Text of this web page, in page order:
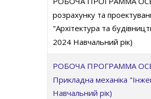
розрахунку та
"Архітектура та
2024 Навчальний рік)
РОБОЧА ПРОГРАММА
Прикладна механіка
Навчальний рік)